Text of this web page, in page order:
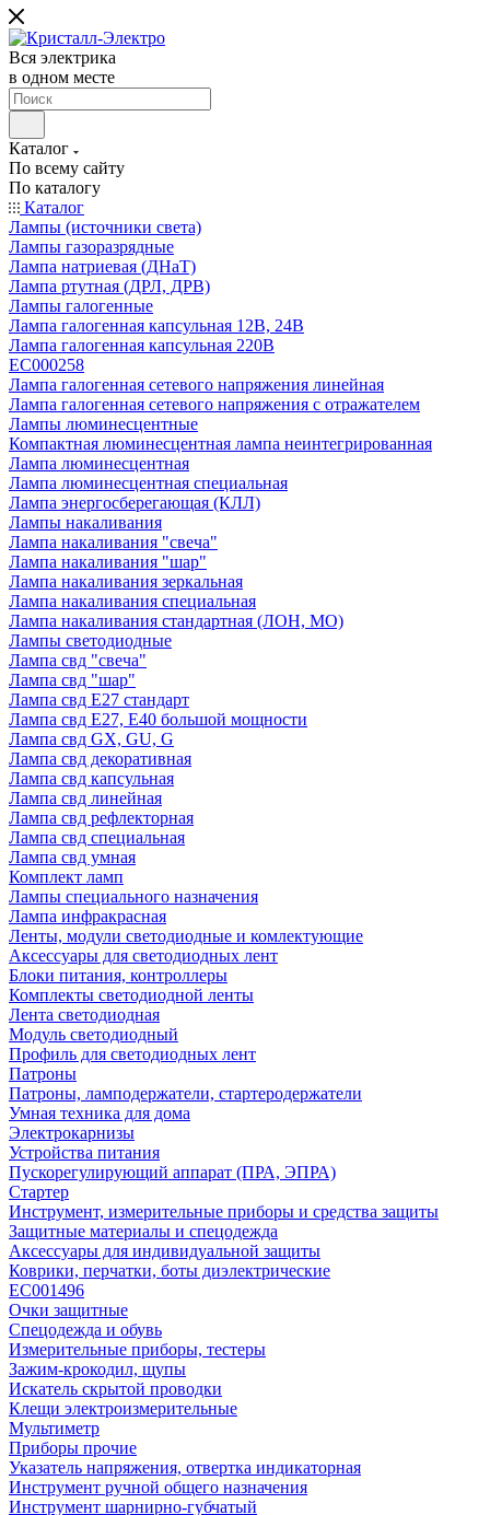
Вся электрика
в одном месте
Каталог
По всему сайту
По каталогу
Каталог
Лампы (источники света)
Лампы газоразрядные
Лампа натриевая (ДНаТ)
Лампа ртутная (ДРЛ, ДРВ)
Лампы галогенные
Лампа галогенная капсульная 12В, 24В
Лампа галогенная капсульная 220В
EC000258
Лампа галогенная сетевого напряжения линейная
Лампа галогенная сетевого напряжения с отражателем
Лампы люминесцентные
Компактная люминесцентная лампа неинтегрированная
Лампа люминесцентная
Лампа люминесцентная специальная
Лампа энергосберегающая (КЛЛ)
Лампы накаливания
Лампа накаливания "свеча"
Лампа накаливания "шар"
Лампа накаливания зеркальная
Лампа накаливания специальная
Лампа накаливания стандартная (ЛОН, МО)
Лампы светодиодные
Лампа свд "свеча"
Лампа свд "шар"
Лампа свд E27 стандарт
Лампа свд E27, Е40 большой мощности
Лампа свд GX, GU, G
Лампа свд декоративная
Лампа свд капсульная
Лампа свд линейная
Лампа свд рефлекторная
Лампа свд специальная
Лампа свд умная
Комплект ламп
Лампы специального назначения
Лампа инфракрасная
Ленты, модули светодиодные и комлектующие
Аксессуары для светодиодных лент
Блоки питания, контроллеры
Комплекты светодиодной ленты
Лента светодиодная
Модуль светодиодный
Профиль для светодиодных лент
Патроны
Патроны, ламподержатели, стартеродержатели
Умная техника для дома
Электрокарнизы
Устройства питания
Пускорегулирующий аппарат (ПРА, ЭПРА)
Стартер
Инструмент, измерительные приборы и средства защиты
Защитные материалы и спецодежда
Аксессуары для индивидуальной защиты
Коврики, перчатки, боты диэлектрические
EC001496
Очки защитные
Спецодежда и обувь
Измерительные приборы, тестеры
Зажим-крокодил, щупы
Искатель скрытой проводки
Клещи электроизмерительные
Мультиметр
Приборы прочие
Указатель напряжения, отвертка индикаторная
Инструмент ручной общего назначения
Инструмент шарнирно-губчатый